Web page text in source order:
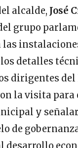
alcalde, José
grupo
las
detalles
dirigentes del
la visita para
y
de
desarrollo